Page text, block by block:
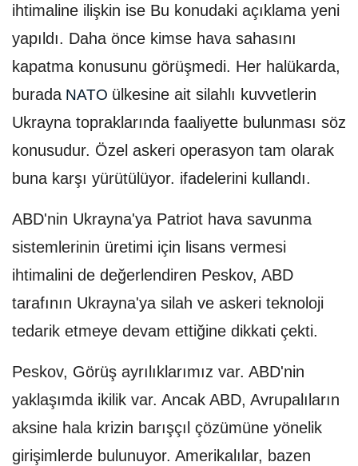
ihtimaline ilişkin ise Bu konudaki açıklama yeni
yapıldı. Daha önce kimse hava sahasını
kapatma konusunu görüşmedi. Her halükarda,
buradaNATO ülkesine ait silahlı kuvvetlerin
Ukrayna topraklarında faaliyette bulunması söz
konusudur. Özel askeri operasyon tam olarak
buna karşı yürütülüyor. ifadelerini kullandı.
ABD'nin Ukrayna'ya Patriot hava savunma
sistemlerinin üretimi için lisans vermesi
ihtimalini de değerlendiren Peskov, ABD
tarafının Ukrayna'ya silah ve askeri teknoloji
tedarik etmeye devam ettiğine dikkati çekti.
Peskov, Görüş ayrılıklarımız var. ABD'nin
yaklaşımda ikilik var. Ancak ABD, Avrupalıların
aksine hala krizin barışçıl çözümüne yönelik
girişimlerde bulunuyor. Amerikalılar, bazen